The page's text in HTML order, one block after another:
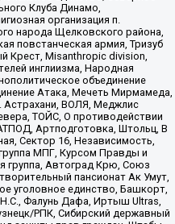
Клуба Динамо,
организация п.
народа Щелковского района,
повстанческая армия, Тризуб
Крест, Misanthropic division,
инглиизма, Народная
объединение
Атака, Мечеть Мирмамеда,
Астрахани, ВОЛЯ, Меджлис
ТОЙС, О противодействии
Артподготовка, Штольц, В
Сектор 16, Независимость,
МПГ, Курсом Правды и
группа, Автоград Крю, Союз
пансионат Ак Умут,
уголовное единство, Башкорт,
Фалунь Дафа, Иртыш Ultras,
РПК, Сибирский державный